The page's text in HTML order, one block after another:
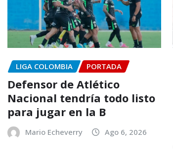
LIGA COLOMBIA PORTADA
Defensor de Atlético
Nacional tendría todo listo
para jugar en la B
Mario Echeverry Ago 6, 2026